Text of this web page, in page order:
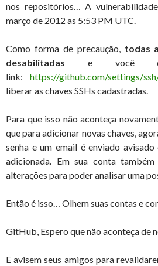
nos repositórios… A
março de 2012 as 5:53 PM UTC.
Como forma de precaução, todas
desabilitadas e você
link:https://github.com/settings/
liberar as chaves SSHs cadastradas.
Para que isso não aconteça
que para adicionar novas chaves,
senha e um email é enviado
adicionada. Em sua conta
alterações para poder analisar uma
Então é isso… Olhem suas contas e
GitHub, Espero que não aconteça de
E avisem seus amigos para